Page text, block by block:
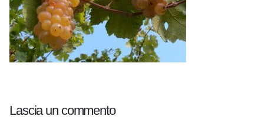
Lascia un commento